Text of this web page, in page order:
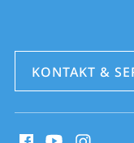
KONTAKT &